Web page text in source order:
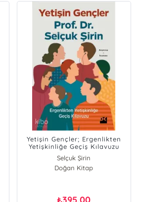
Yetişin Gençler; Ergenlikten
Yetişkinliğe Geçiş Kılavuzu
Selçuk Şirin
Doğan Kitap